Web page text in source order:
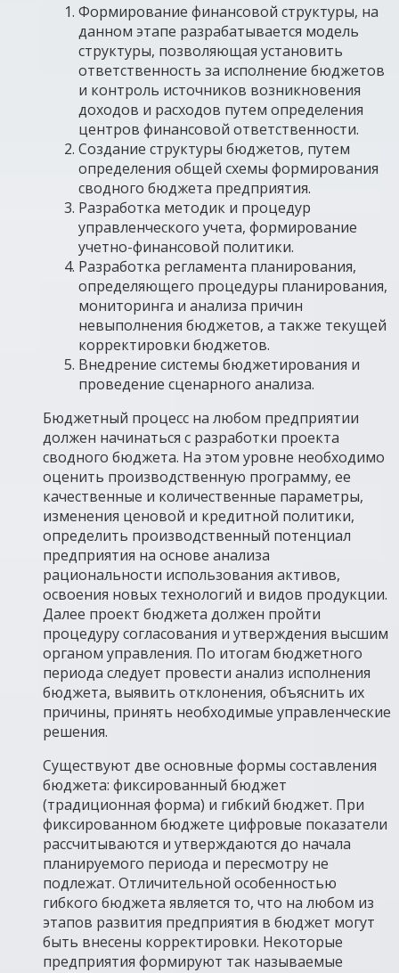
Формирование финансовой структуры, на
данном этапе разрабатывается модель
структуры, позволяющая установить
ответственность за исполнение бюджетов
и контроль источников возникновения
доходов и расходов путем определения
центров финансовой ответственности.
Создание структуры бюджетов, путем
определения общей схемы формирования
сводного бюджета предприятия.
Разработка методик и процедур
управленческого учета, формирование
учетно-финансовой политики.
Разработка регламента планирования,
определяющего процедуры планирования,
мониторинга и анализа причин
невыполнения бюджетов, а также текущей
корректировки бюджетов.
Внедрение системы бюджетирования и
проведение сценарного анализа.
Бюджетный процесс на любом предприятии
должен начинаться с разработки проекта
сводного бюджета. На этом уровне необходимо
оценить производственную программу, ее
качественные и количественные параметры,
изменения ценовой и кредитной политики,
определить производственный потенциал
предприятия на основе анализа
рациональности использования активов,
освоения новых технологий и видов продукции.
Далее проект бюджета должен пройти
процедуру согласования и утверждения высшим
органом управления. По итогам бюджетного
периода следует провести анализ исполнения
бюджета, выявить отклонения, объяснить их
причины, принять необходимые управленческие
решения.
Существуют две основные формы составления
бюджета: фиксированный бюджет
(традиционная форма) и гибкий бюджет. При
фиксированном бюджете цифровые показатели
рассчитываются и утверждаются до начала
планируемого периода и пересмотру не
подлежат. Отличительной особенностью
гибкого бюджета является то, что на любом из
этапов развития предприятия в бюджет могут
быть внесены корректировки. Некоторые
предприятия формируют так называемые